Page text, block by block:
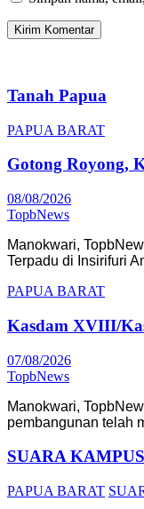
Tanah Papua
PAPUA BARAT
Gotong Royong,
08/08/2026
TopbNews
Manokwari,
Terpadu di Insirifuri
PAPUA BARAT
Kasdam XVIII/
07/08/2026
TopbNews
Manokwari,
pembangunan telah
SUARA KAMPUS
PAPUA BARAT